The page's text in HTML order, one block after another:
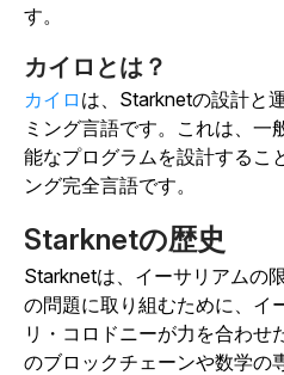
す。
カイロとは？
カイロ は、Starknetの設計と
ミング言語です。これは、一
能なプログラムを設計するこ
ング完全言語です。
Starknetの歴史
Starknetは、イーサリアムの
の問題に取り組むために、イ
リ・コロドニーが力を合わせ
のブロックチェーンや数学の